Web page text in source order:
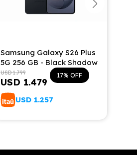
Samsung Galaxy S26 Plus
5G 256 GB - Black Shadow
USD 1.479
USD 1.799 17
USD 1.257